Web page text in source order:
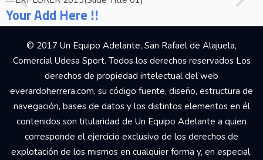
Your Add Here !!
© 2017 Un Equipo Adelante, San Rafael de Alajuela,
Comercial Udesa Sport. Todos los derechos reservados Los
derechos de propiedad intelectual del web
everardoherrera.com, su código fuente, diseño, estructura de
navegación, bases de datos y los distintos elementos en él
contenidos son titularidad de Un Equipo Adelante a quien
corresponde el ejercicio exclusivo de los derechos de
explotación de los mismos en cualquier forma y, en especial,